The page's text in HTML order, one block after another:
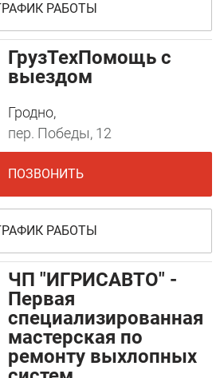
РАБОТЫ
ГрузТехПомощь с
выездом
Гродно,
пер. Победы, 12
ПОЗВОНИТЬ
РАБОТЫ
ЧП "ИГРИСАВТО" -
Первая
специализированная
мастерская по
ремонту выхлопных